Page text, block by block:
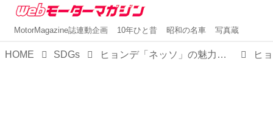
MotorMagazine誌連動企画 10年ひと昔 昭和の名車 写真蔵
HOME SDGs ヒョンデ「ネッソ」の魅力はトータルバランスの良さ。ガソリン車からの乗り換えがスムーズな快適SUV【試乗】 ヒ